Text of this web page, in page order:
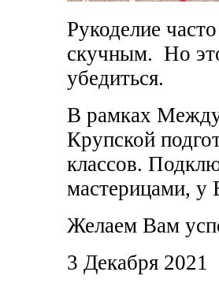
Рукоделие
скучным. Но
убедиться.
В рамках
Крупской
классов.
мастерицами, у
Желаем Вам
3 Декабря 2021